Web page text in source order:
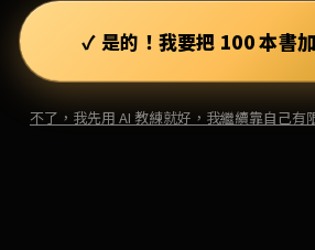
✓ 是的！我要把 100 本書
不了，我先用 AI 教練就好，我繼續靠自己有